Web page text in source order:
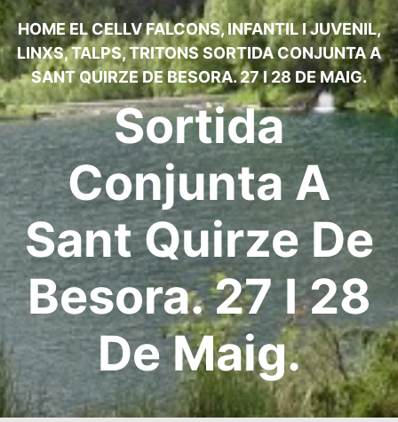
HOME EL CELLVFALCONS,INFANTIL I JUVENIL,
LINXS,TALPS,TRITONS SORTIDA CONJUNTA A
SANT QUIRZE DE BESORA. 27 I 28 DE MAIG.
Sortida
Conjunta A
Sant Quirze De
Besora. 27 I 28
De Maig.